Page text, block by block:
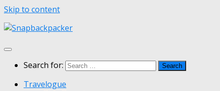
Skip to content
Search for:
Travelogue